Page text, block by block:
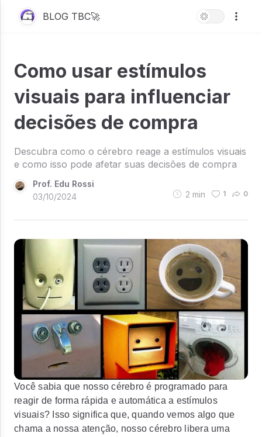
BLOG TBC🚀
Como usar estímulos
visuais para influenciar
decisões de compra
Descubra como o cérebro reage a estímulos visuais
e como isso pode afetar suas decisões de compra
Prof. Edu Rossi
03/10/2024
2 min 1 0
Você sabia que nosso cérebro é programado para
reagir de forma rápida e automática a estímulos
visuais? Isso significa que, quando vemos algo que
chama a nossa atenção, nosso cérebro libera uma